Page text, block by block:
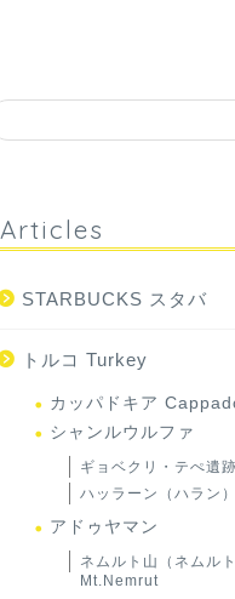
Articles
STARBUCKS スタバ
トルコ Turkey
カッパドキア
シャンルウルファ
ギョベクリ・テぺ遺跡
ハッラーン（ハラン
アドゥヤマン
ネムルト山（ネムル
Mt.Nemrut